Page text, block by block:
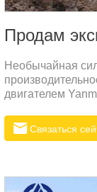
Продам
Необычайная
двигателем
Связаться